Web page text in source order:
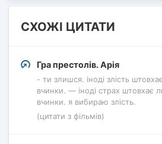
СХОЖІ ЦИТАТИ
Гра престолів. Арія
- ти злишся. іноді злість
вчинки. — іноді страх штовхає
вчинки. я вибираю злість.
(цитати з фільмів)